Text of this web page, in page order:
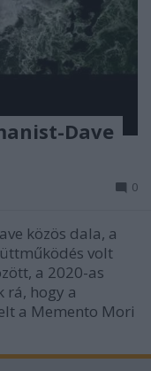
Dave
0
közös dala, a
volt
a 2020-as
rá, hogy a
a Memento Mori